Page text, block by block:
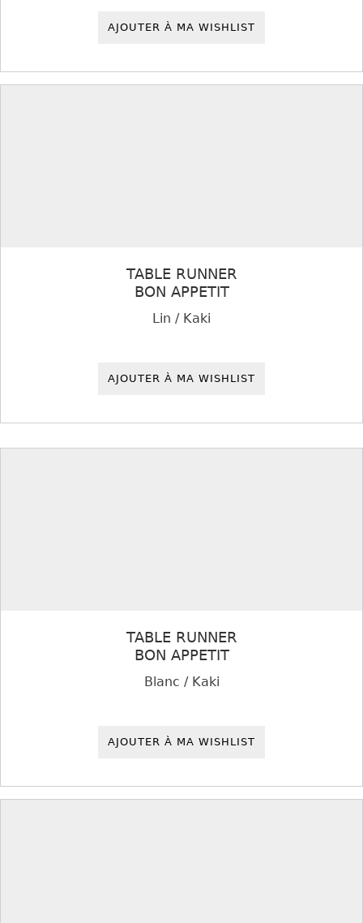
AJOUTER À MA WISHLIST
TABLE RUNNER
BON APPETIT
Lin / Kaki
AJOUTER À MA WISHLIST
TABLE RUNNER
BON APPETIT
Blanc / Kaki
AJOUTER À MA WISHLIST